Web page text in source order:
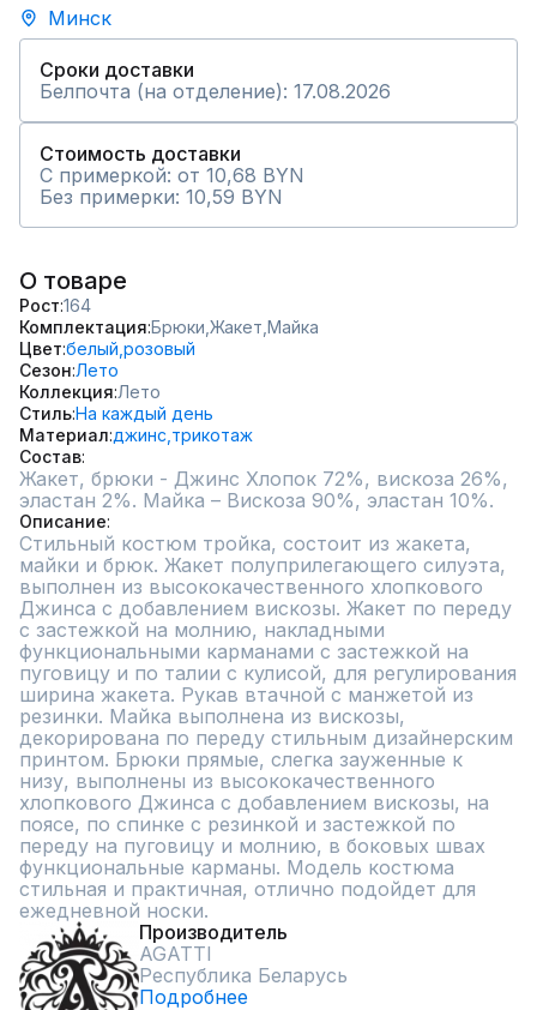
Минск
Сроки доставки
Белпочта (на отделение): 17.08.2026
Стоимость доставки
С примеркой: от 10,68 BYN
Без примерки: 10,59 BYN
О товаре
Рост 164
Комплектация Брюки, Жакет, Майка
Цвет белый, розовый
Сезон Лето
Коллекция Лето
СтильНа каждый день
Материал джинс, трикотаж
Состав
Жакет, брюки - Джинс Хлопок 72%, вискоза 26%,
эластан 2%. Майка – Вискоза 90%, эластан 10%.
Описание
Стильный костюм тройка, состоит из жакета,
майки и брюк. Жакет полуприлегающего силуэта,
выполнен из высококачественного хлопкового
Джинса с добавлением вискозы. Жакет по переду
с застежкой на молнию, накладными
функциональными карманами с застежкой на
пуговицу и по талии с кулисой, для регулирования
ширина жакета. Рукав втачной с манжетой из
резинки. Майка выполнена из вискозы,
декорирована по переду стильным дизайнерским
принтом. Брюки прямые, слегка зауженные к
низу, выполнены из высококачественного
хлопкового Джинса с добавлением вискозы, на
поясе, по спинке с резинкой и застежкой по
переду на пуговицу и молнию, в боковых швах
функциональные карманы. Модель костюма
стильная и практичная, отлично подойдет для
ежедневной носки.
Производитель
AGATTI
Республика Беларусь
Подробнее